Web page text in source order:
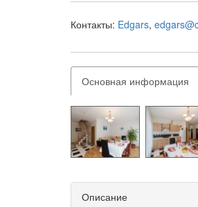
Контакты: Edgars
Основная информация
Описание